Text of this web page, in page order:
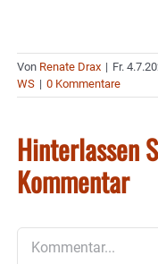
Von Renate Drax | Fr.
WS | 0 Kommentare
Hinterlassen
Kommentar